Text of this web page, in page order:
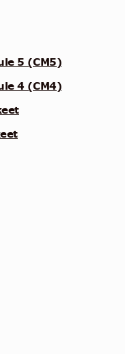
5 (CM5)
4 (CM4)